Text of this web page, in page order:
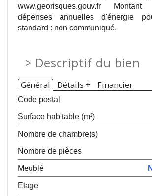
www.georisques.gouv.fr
dépenses annuelles d'énergie
standard : non communiqué.
> Descriptif du bien
Général Détails + Financier
Code postal
Surface habitable (m²)
Nombre de chambre(s)
Nombre de pièces
Meublé
Etage